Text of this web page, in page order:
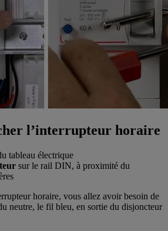
l’interrupteur horaire
tableau électrique
sur le rail DIN, à proximité du
horaire, vous allez avoir besoin de
neutre, le fil bleu, en sortie du disjoncteur